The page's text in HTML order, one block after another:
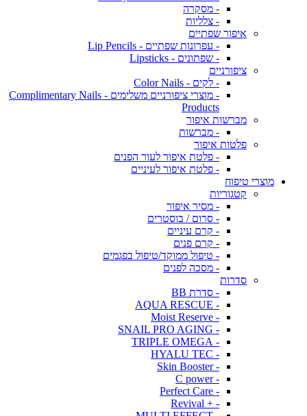
- מסקרה
- צלליות
איפור שפתיים
- עפרונות שפתיים - Lip Pencils
- שפתונים - Lipsticks
ציפורניים
- לקים - Color Nails
- מוצרי ציפורניים משלימים - Complimentary Nails
Products
מברשות איפור
- מברשות
פלטות איפור
- פלטת איפור לעור הפנים
- פלטת איפור לעיניים
מוצרי טיפוח
קטגוריות
- מסיר איפור
- סרום / בוסטרים
- קרם עיניים
- קרם פנים
- טיפול ממוקד/טיפול בפגמים
- מסכה לפנים
סדרות
- סדרת BB
- AQUA RESCUE
- Moist Reserve
- SNAIL PRO AGING
- TRIPLE OMEGA
- HYALU TEC
- Skin Booster
- C power
- Perfect Care
- + Revival